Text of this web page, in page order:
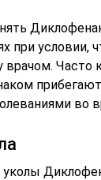
при условии,
врачом. Часто
во
уколы